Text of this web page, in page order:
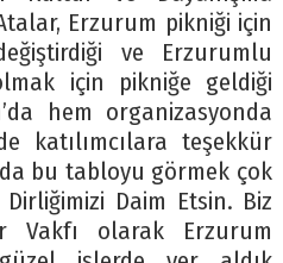
Erzurum pikniği için
ve Erzurumlu
için pikniğe geldiği
hem organizasyonda
katılımcılara teşekkür
bu tabloyu görmek çok
Daim Etsin. Biz
Vakfı olarak Erzurum